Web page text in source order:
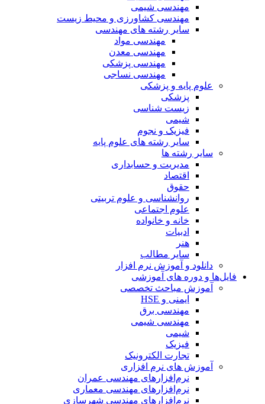
مهندسی شیمی
مهندسی کشاورزی و محیط زیست
سایر رشته های مهندسی
مهندسی مواد
مهندسی معدن
مهندسی پزشکی
مهندسی نساجی
علوم پایه و پزشکی
پزشکی
زیست شناسی
شیمی
فیزیک و نجوم
سایر رشته های علوم پایه
سایر رشته ها
مدیریت و حسابداری
اقتصاد
حقوق
روانشناسی و علوم تربیتی
علوم اجتماعی
خانه و خانواده
ادبیات
هنر
سایر مطالب
دانلود و آموزش نرم افزار
فایل‌ها و دوره های آموزشی
آموزش مباحث تخصصی
ایمنی و HSE
مهندسی برق
مهندسی شیمی
شیمی
فیزیک
تجارت الکترونیک
آموزش های نرم افزاری
نرم‌افزارهای مهندسی عمران
نرم‌افزارهای مهندسی معماری
نرم‌افزارهای مهندسی شهرسازی